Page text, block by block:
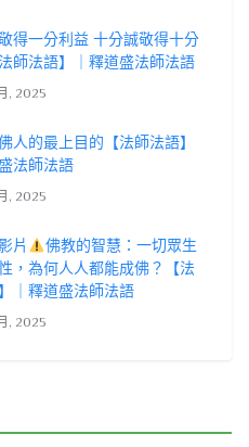
得一分利益 十分誠敬得十分
師法語】｜釋道盛法師法語
, 2025
人的最上目的【法師法語】
法師法語
, 2025
片
佛教的智慧：一切眾生
，為何人人都能成佛？【法
｜釋道盛法師法語
, 2025